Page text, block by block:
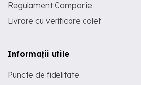
Regulament Campanie
Livrare cu verificare colet
Informații utile
Puncte de fidelitate